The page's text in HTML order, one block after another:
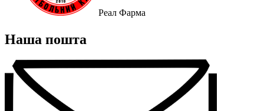
Реал Фарма
Наша пошта